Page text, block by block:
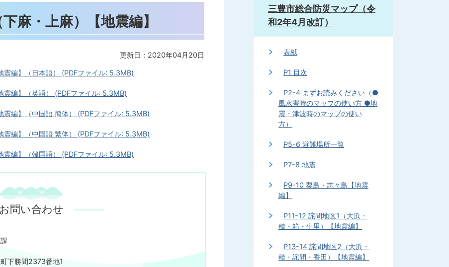
麻・上麻）【地震編】
更新日：2020年04月20日
編】（日本語） (PDFファイル: 5.3MB)
編】（英語） (PDFファイル: 5.3MB)
編】（中国語 簡体） (PDFファイル: 5.3MB)
編】（中国語 繁体） (PDFファイル: 5.3MB)
編】（韓国語） (PDFファイル: 5.3MB)
お問い合わせ
下勝間2373番地1
三豊市総合防災マップ（令
和2年4月改訂）
表紙
P1 目次
P2-4 まずお読みください（●
風水害時のマップの使い方 ●地
震・津波時のマップの使い
方）
P5-6 避難場所一覧
P7-8 地震
P9-10 粟島・志々島【地震
編】
P11-12 詫間地区1（大浜・
積・箱・生里）【地震編】
P13-14 詫間地区2（大浜・
積・詫間・香田）【地震編】